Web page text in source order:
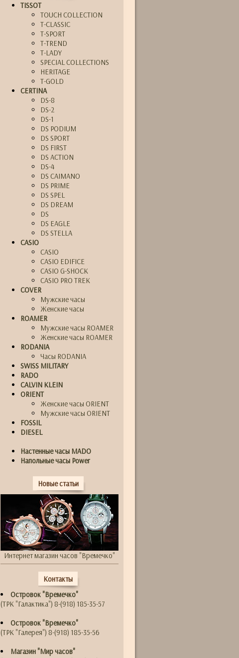
TISSOT
TOUCH COLLECTION
T-CLASSIC
T-SPORT
T-TREND
T-LADY
SPECIAL COLLECTIONS
HERITAGE
T-GOLD
CERTINA
DS-8
DS-2
DS-1
DS PODIUM
DS SPORT
DS FIRST
DS ACTION
DS-4
DS CAIMANO
DS PRIME
DS SPEL
DS DREAM
DS
DS EAGLE
DS STELLA
CASIO
CASIO
CASIO EDIFICE
CASIO G-SHOCK
CASIO PRO TREK
COVER
Мужские часы
Женские часы
ROAMER
Мужские часы ROAMER
Женские часы ROAMER
RODANIA
Часы RODANIA
SWISS MILITARY
RADO
CALVIN KLEIN
ORIENT
Женские часы ORIENT
Мужские часы ORIENT
FOSSIL
DIESEL
Настенные часы MADO
Напольные часы Power
Новые статьи
Интернет магазин часов "Времечко"
Контакты
Островок "Времечко"
(ТРК "Галактика") 8-(918) 185-35-57
Островок "Времечко"
(ТРК "Галерея") 8-(918) 185-35-56
Магазин "Мир часов"